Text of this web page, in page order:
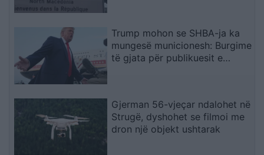
Trump mohon se SHBA-ja ka
mungesë municionesh: Burgime
të gjata për publikuesit e
Gjerman 56-vjeçar ndalohet në
Strugë, dyshohet se filmoi me
dron një objekt ushtarak